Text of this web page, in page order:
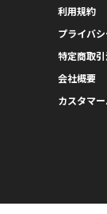
利用規約
プライバ
特定商取
会社概要
カスタマ